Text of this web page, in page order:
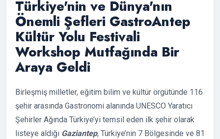
Türkiye'nin ve Dünya'nın
Önemli Şefleri GastroAntep
Kültür Yolu Festivali
Workshop Mutfağında Bir
Araya Geldi
Birleşmiş milletler, eğitim bilim ve kültür örgütünde 116
şehir arasında Gastronomi alanında UNESCO Yaratıcı
Şehirler Ağında Türkiye’yi temsil eden ilk şehir olarak
listeye aldığı Gaziantep, Türkiye’nin 7 Bölgesinde ve 81